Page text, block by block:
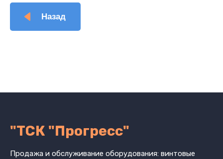
Назад
"ТСК "Прогресс"
Продажа и обслуживание оборудования: винтовые